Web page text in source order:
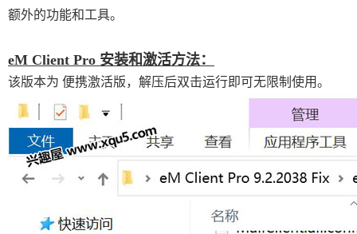
额外的功能和工具。
eM Client Pro 安装和激活方法：
该版本为 便携激活版，解压后双击运行即可无限制使用。